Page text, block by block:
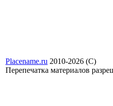
Placename.ru 2010-2026 (С)
Перепечатка материалов